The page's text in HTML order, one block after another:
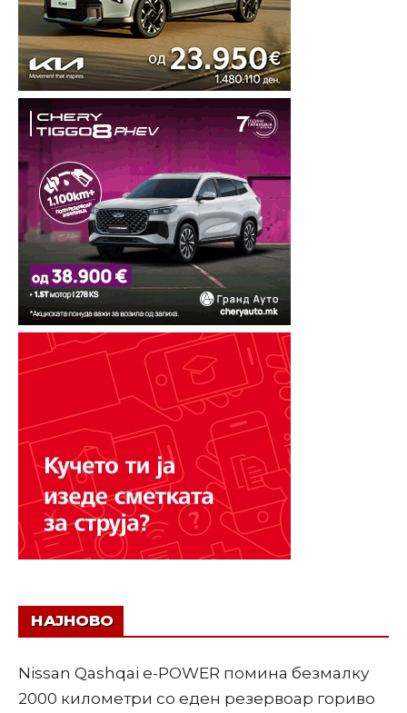
НАЈНОВО
Nissan Qashqai e-POWER помина безмалку
2000 километри со еден резервоар гориво